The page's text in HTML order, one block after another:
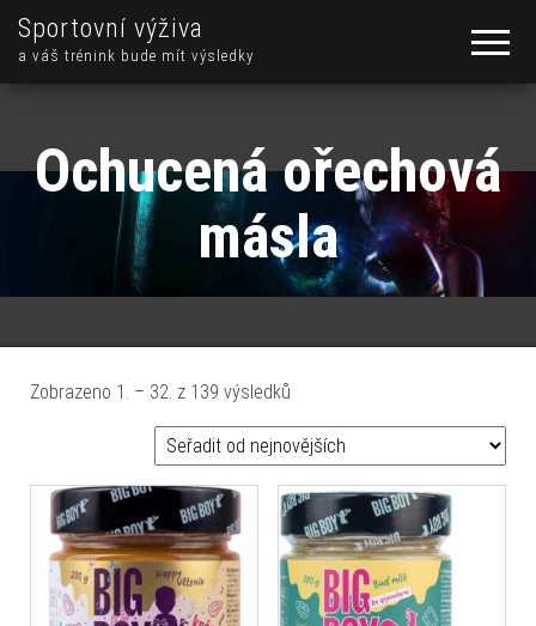
Sportovní výživa
a váš trénink bude mít výsledky
Ochucená ořechová
másla
Zobrazeno 1. – 32. z 139 výsledků